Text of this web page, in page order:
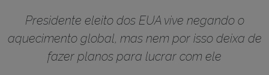
Presidente eleito dos EUA vive negando o
aquecimento global, mas nem por isso deixa de
fazer planos para lucrar com ele